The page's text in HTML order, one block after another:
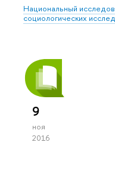
Национальный
социологических
9
ноя
2016